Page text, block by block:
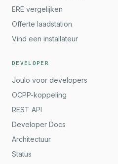
ERE vergelijken
Offerte laadstation
Vind een installateur
DEVELOPER
Joulo voor developers
OCPP-koppeling
REST API
Developer Docs
Architectuur
Status